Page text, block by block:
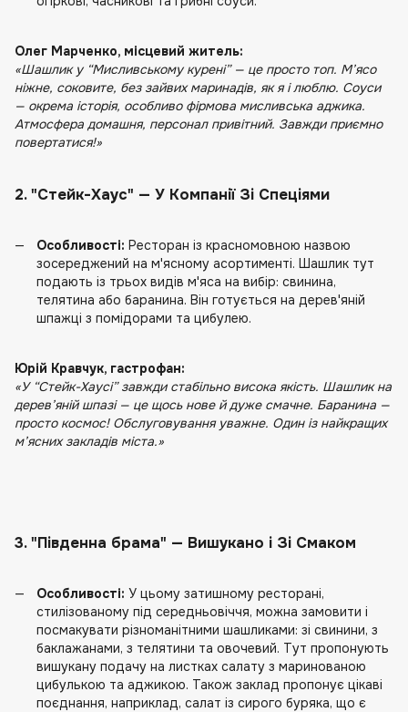
Олег Марченко, місцевий житель:
«Шашлик у “Мисливському курені” — це просто топ. М’ясо
ніжне, соковите, без зайвих маринадів, як я і люблю. Соуси
— окрема історія, особливо фірмова мисливська аджика.
Атмосфера домашня, персонал привітний. Завжди приємно
повертатися!»
2. "Стейк-Хаус" — У Компанії Зі Спеціями
Особливості: Ресторан із красномовною назвою
зосереджений на м'ясному асортименті. Шашлик тут
подають із трьох видів м'яса на вибір: свинина,
телятина або баранина. Він готується на дерев'яній
шпажці з помідорами та цибулею.
Юрій Кравчук, гастрофан:
«У “Стейк-Хаусі” завжди стабільно висока якість. Шашлик на
дерев’яній шпазі — це щось нове й дуже смачне. Баранина —
просто космос! Обслуговування уважне. Один із найкращих
м’ясних закладів міста.»
3. "Південна брама" — Вишукано і Зі Смаком
Особливості: У цьому затишному ресторані,
стилізованому під середньовіччя, можна замовити і
посмакувати різноманітними шашликами: зі свинини, з
баклажанами, з телятини та овочевий. Тут пропонують
вишукану подачу на листках салату з маринованою
цибулькою та аджикою. Також заклад пропонує цікаві
поєднання, наприклад, салат із сирого буряка, що є